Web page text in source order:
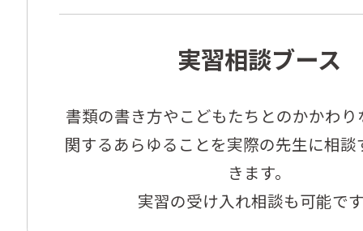
実習相談ブース
書類の書き方やこどもたちとのかかわり
関するあらゆることを実際の先生に相
きます。
実習の受け入れ相談も可能で